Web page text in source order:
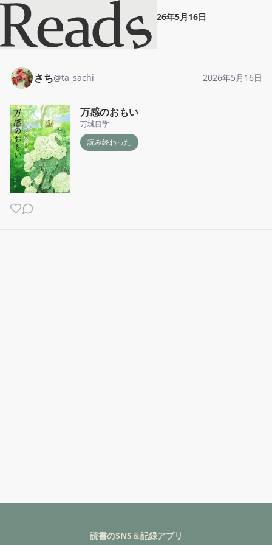
さち" 万感のおもい" 2026年5月16日
ホーム さち 投稿
さち@ta_sachi 2026年5月16日
万感のおもい
万城目学
読み終わった
読書のSNS＆記録アプリ